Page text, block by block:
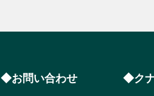
◆お問い合わせ
◆ク